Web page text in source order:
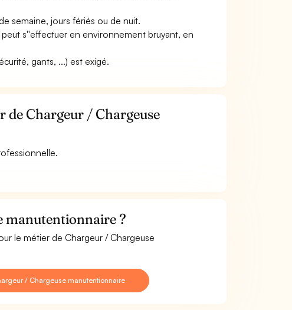
semaine, jours fériés ou de nuit.
s''effectuer en environnement bruyant, en
gants, ...) est exigé.
Chargeur / Chargeuse
manutentionnaire ?
le métier de Chargeur / Chargeuse
/ Chargeuse manutentionnaire